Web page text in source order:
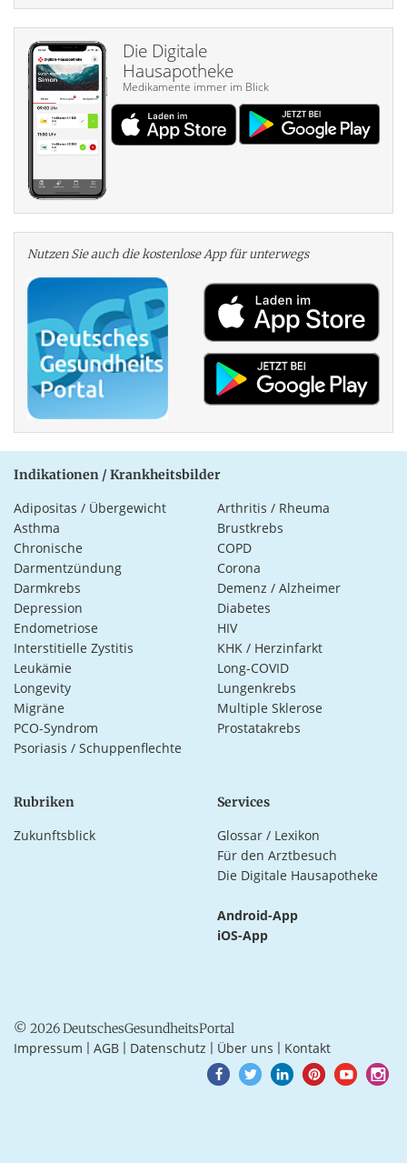
Die Digitale
Hausapotheke
Medikamente immer im Blick
Nutzen Sie auch die kosten­lose App für unterwegs
Indikationen / Krankheitsbilder
Adipositas / Übergewicht
Arthritis / Rheuma
Asthma
Brustkrebs
Chronische
Darmentzündung
COPD
Corona
Darmkrebs
Demenz / Alzheimer
Depression
Diabetes
Endometriose
HIV
Interstitielle Zystitis
KHK / Herzinfarkt
Leukämie
Long-COVID
Longevity
Lungenkrebs
Migräne
Multiple Sklerose
PCO-Syndrom
Prostatakrebs
Psoriasis / Schuppenflechte
Rubriken
Zukunftsblick
Services
Glossar / Lexikon
Für den Arztbesuch
Die Digitale Hausapotheke
Android-App
iOS-App
© 2026 DeutschesGesundheitsPortal
Impressum AGB Datenschutz Über uns Kontakt